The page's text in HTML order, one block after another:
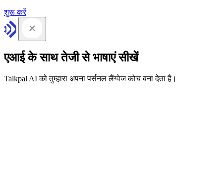
शुरू करें
एआई के साथ तेजी से भाषाएं सीखें
Talkpal AI को तुम्हारा अपना पर्सनल लैंग्वेज कोच बना देता है।